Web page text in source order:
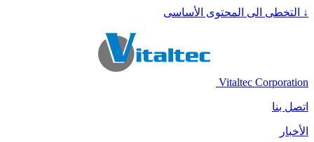
↓ التخطى الى المحتوى الأساسى
Vitaltec Corporation
اتصل بنا
الأخبار